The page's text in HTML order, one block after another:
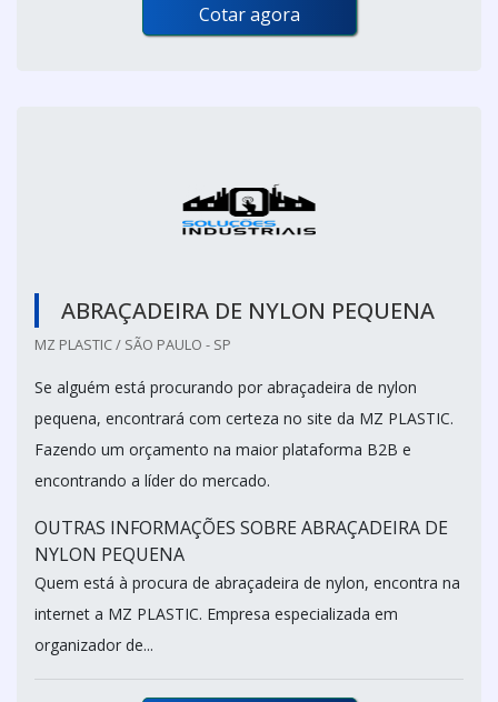
Cotar agora
ABRAÇADEIRA DE NYLON PEQUENA
MZ PLASTIC / SÃO PAULO - SP
Se alguém está procurando por abraçadeira de nylon
pequena, encontrará com certeza no site da MZ PLASTIC.
Fazendo um orçamento na maior plataforma B2B e
encontrando a líder do mercado.
OUTRAS INFORMAÇÕES SOBRE ABRAÇADEIRA DE
NYLON PEQUENA
Quem está à procura de abraçadeira de nylon, encontra na
internet a MZ PLASTIC. Empresa especializada em
organizador de...